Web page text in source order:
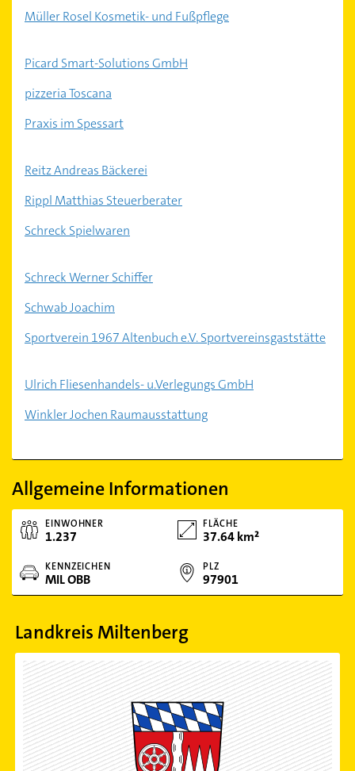
Müller Rosel Kosmetik- und Fußpflege
Picard Smart-Solutions GmbH
pizzeria Toscana
Praxis im Spessart
Reitz Andreas Bäckerei
Rippl Matthias Steuerberater
Schreck Spielwaren
Schreck Werner Schiffer
Schwab Joachim
Sportverein 1967 Altenbuch e.V. Sportvereinsgaststätte
Ulrich Fliesenhandels- u.Verlegungs GmbH
Winkler Jochen Raumausstattung
Allgemeine Informationen
EINWOHNER
1.237
FLÄCHE
37.64 km²
KENNZEICHEN
MIL OBB
PLZ
97901
Landkreis Miltenberg